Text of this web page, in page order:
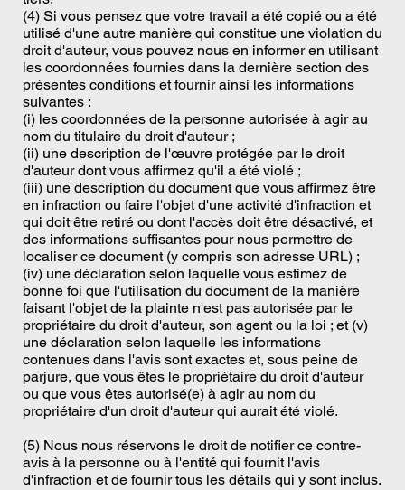
(4) Si vous pensez que votre travail a été copié ou a été
utilisé d'une autre manière qui constitue une violation du
droit d'auteur, vous pouvez nous en informer en utilisant
les coordonnées fournies dans la dernière section des
présentes conditions et fournir ainsi les informations
suivantes :
(i) les coordonnées de la personne autorisée à agir au
nom du titulaire du droit d'auteur ;
(ii) une description de l'œuvre protégée par le droit
d'auteur dont vous affirmez qu'il a été violé ;
(iii) une description du document que vous affirmez être
en infraction ou faire l'objet d'une activité d'infraction et
qui doit être retiré ou dont l'accès doit être désactivé, et
des informations suffisantes pour nous permettre de
localiser ce document (y compris son adresse URL) ;
(iv) une déclaration selon laquelle vous estimez de
bonne foi que l'utilisation du document de la manière
faisant l'objet de la plainte n'est pas autorisée par le
propriétaire du droit d'auteur, son agent ou la loi ; et (v)
une déclaration selon laquelle les informations
contenues dans l'avis sont exactes et, sous peine de
parjure, que vous êtes le propriétaire du droit d'auteur
ou que vous êtes autorisé(e) à agir au nom du
propriétaire d'un droit d'auteur qui aurait été violé.
(5) Nous nous réservons le droit de notifier ce contre-
avis à la personne ou à l'entité qui fournit l'avis
d'infraction et de fournir tous les détails qui y sont inclus.